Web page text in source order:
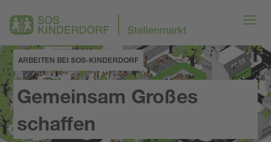
ARBEITEN BEI SOS-KINDERDORF
Gemeinsam Großes
schaffen